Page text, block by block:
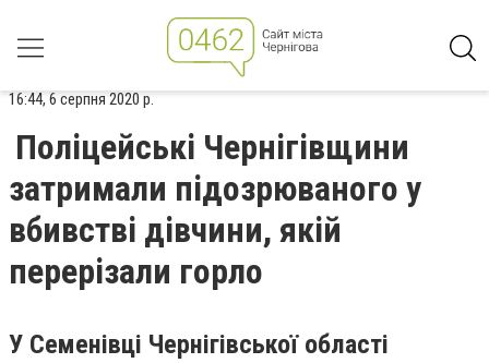
16:44, 6 серпня 2020 р.
Поліцейські Чернігівщини
затримали підозрюваного у
вбивстві дівчини, якій
перерізали горло
У Семенівці Чернігівської області